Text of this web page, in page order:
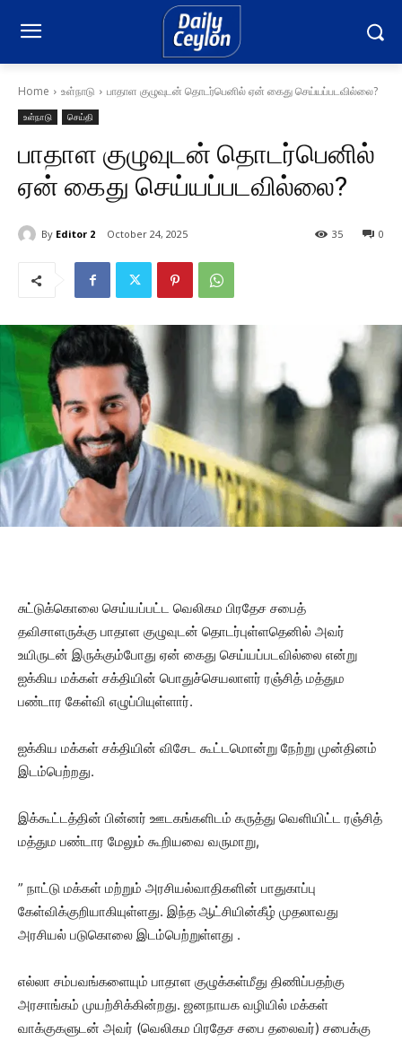
Home உள்நாடு பாதாள குழுவுடன் தொடர்பெனில் ஏன் கைது செய்யப்படவில்லை?
உள்நாடு செய்தி
பாதாள குழுவுடன் தொடர்பெனில்
ஏன் கைது செய்யப்படவில்லை?
By Editor 2 October 24, 2025 0
35
சுட்டுக்கொலை செய்யப்பட்ட வெலிகம பிரதேச சபைத்
தவிசாளருக்கு பாதாள குழுவுடன் தொடர்புள்ளதெனில் அவர்
உயிருடன் இருக்கும்போது ஏன் கைது செய்யப்படவில்லை என்று
ஐக்கிய மக்கள் சக்தியின் பொதுச்செயலாளர் ரஞ்சித் மத்தும
பண்டார கேள்வி எழுப்பியுள்ளார்.
ஐக்கிய மக்கள் சக்தியின் விசேட கூட்டமொன்று நேற்று முன்தினம்
இடம்பெற்றது.
இக்கூட்டத்தின் பின்னர் ஊடகங்களிடம் கருத்து வெளியிட்ட ரஞ்சித்
மத்தும பண்டார மேலும் கூறியவை வருமாறு,
” நாட்டு மக்கள் மற்றும் அரசியல்வாதிகளின் பாதுகாப்பு
கேள்விக்குறியாகியுள்ளது. இந்த ஆட்சியின்கீழ் முதலாவது
அரசியல் படுகொலை இடம்பெற்றுள்ளது .
எல்லா சம்பவங்களையும் பாதாள குழுக்கள்மீது திணிப்பதற்கு
அரசாங்கம் முயற்சிக்கின்றது. ஜனநாயக வழியில் மக்கள்
வாக்குகளுடன் அவர் (வெலிகம பிரதேச சபை தலைவர்) சபைக்கு